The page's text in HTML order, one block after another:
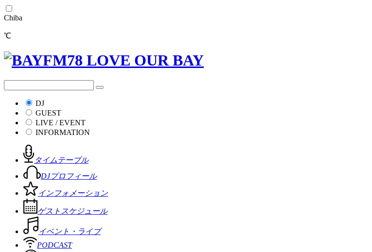
Chiba
℃
DJ
GUEST
LIVE / EVENT
INFORMATION
タイムテーブル
DJプロフィール
インフォメーション
ゲストスケジュール
イベント・ライブ
PODCAST